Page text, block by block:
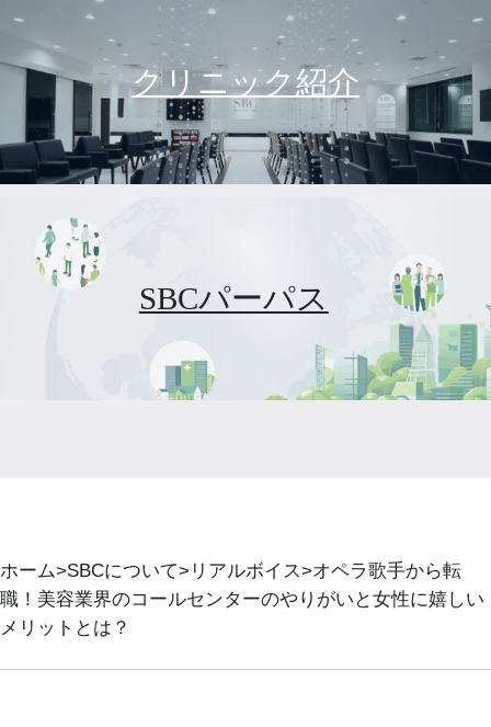
クリニック紹介
SBCパーパス
ホーム SBCについて リアルボイス
オペラ歌手から転
職！美容業界のコールセンターのやりがいと女性に嬉しい
メリットとは？